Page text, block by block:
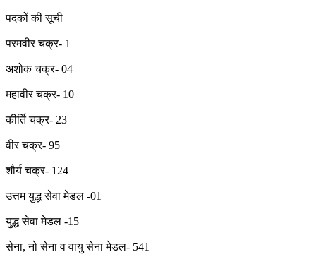
पदकों की सूची
परमवीर चक्र- 1
अशोक चक्र- 04
महावीर चक्र- 10
कीर्ति चक्र- 23
वीर चक्र- 95
शौर्य चक्र- 124
उत्तम युद्ध सेवा मेडल -01
युद्ध सेवा मेडल -15
सेना, नो सेना व वायु सेना मेडल- 541